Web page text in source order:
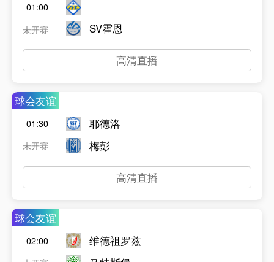
01:00
未开赛
SV霍恩
高清直播
球会友谊
01:30
未开赛
耶德洛
梅彭
高清直播
球会友谊
02:00
维德祖罗兹